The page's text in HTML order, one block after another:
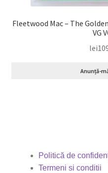
Fleetwood Mac – The Golden Era
lei
Anunță-
Politică de
Termeni si conditii